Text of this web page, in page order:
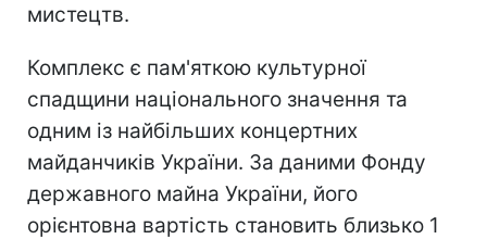
мистецтв.
Комплекс є пам'яткою культурної
спадщини національного значення та
одним із найбільших концертних
майданчиків України. За даними Фонду
державного майна України, його
орієнтовна вартість становить близько 1